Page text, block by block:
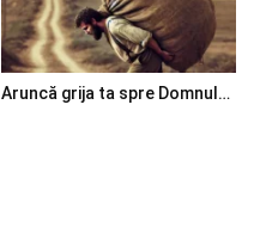
Aruncă grija ta spre Domnul…